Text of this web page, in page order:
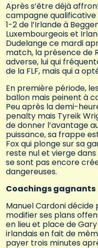
Après s’être déjà
campagne qualificative
1-2 de l’Irlande à
Luxembourgeois et
Dudelange ce mardi
match, la présence de
adverse, lui qui
de la FLF, mais qui a
En première période,
ballon mais peinent à
Peu après la demi-
penalty mais Tyreik
de donner l’avantage
puissance, sa frappe
Fox qui plonge sur sa
reste nul et vierge
se sont pas encore
dangereuses.
Coachings gagnants
Manuel Cardoni décide
modifier ses plans
en lieu et place de
irlandais en fait de
payer trois minutes